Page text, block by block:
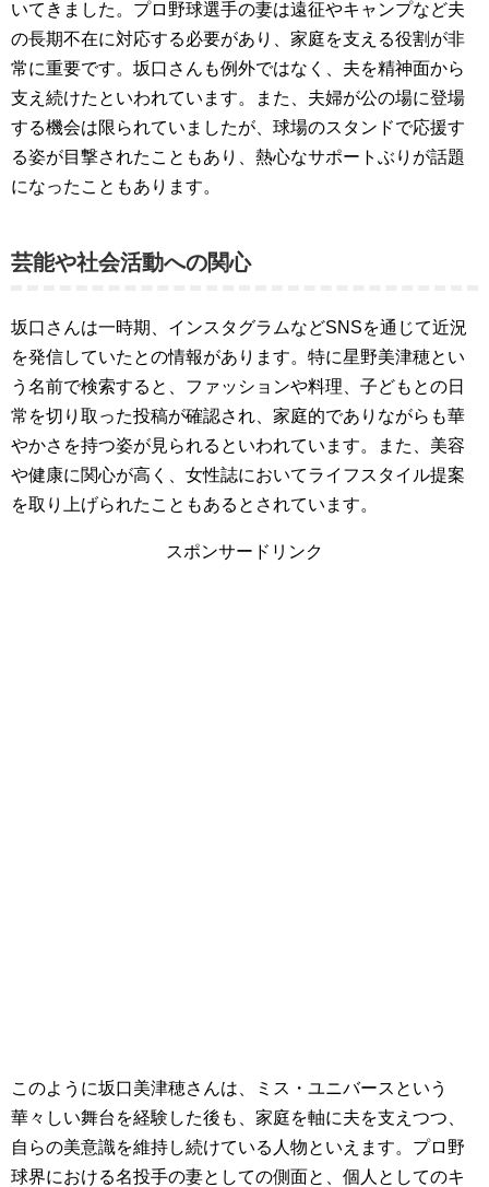
いてきました。プロ野球選手の妻は遠征やキャンプなど夫
の長期不在に対応する必要があり、家庭を支える役割が非
常に重要です。坂口さんも例外ではなく、夫を精神面から
支え続けたといわれています。また、夫婦が公の場に登場
する機会は限られていましたが、球場のスタンドで応援す
る姿が目撃されたこともあり、熱心なサポートぶりが話題
になったこともあります。
芸能や社会活動への関心
坂口さんは一時期、インスタグラムなどSNSを通じて近況
を発信していたとの情報があります。特に星野美津穂とい
う名前で検索すると、ファッションや料理、子どもとの日
常を切り取った投稿が確認され、家庭的でありながらも華
やかさを持つ姿が見られるといわれています。また、美容
や健康に関心が高く、女性誌においてライフスタイル提案
を取り上げられたこともあるとされています。
スポンサードリンク
このように坂口美津穂さんは、ミス・ユニバースという
華々しい舞台を経験した後も、家庭を軸に夫を支えつつ、
自らの美意識を維持し続けている人物といえます。プロ野
球界における名投手の妻としての側面と、個人としてのキ